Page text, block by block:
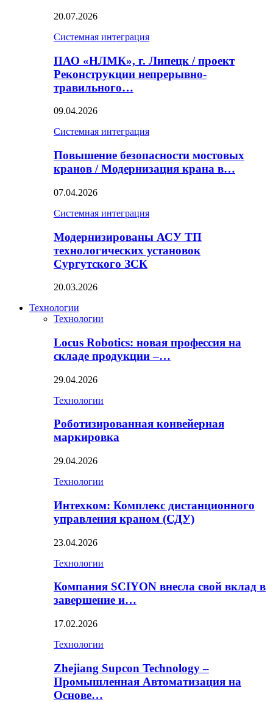
20.07.2026
Системная интеграция
ПАО «НЛМК», г. Липецк / проект
Реконструкции непрерывно-
травильного…
09.04.2026
Системная интеграция
Повышение безопасности мостовых
кранов / Модернизация крана в…
07.04.2026
Системная интеграция
Модернизированы АСУ ТП
технологических установок
Сургутского ЗСК
20.03.2026
Технологии
Технологии
Locus Robotics: новая профессия на
складе продукции –…
29.04.2026
Технологии
Роботизированная конвейерная
маркировка
29.04.2026
Технологии
Интехком: Комплекс дистанционного
управления краном (СДУ)
23.04.2026
Технологии
Компания SCIYON внесла свой вклад в
завершение и…
17.02.2026
Технологии
Zhejiang Supcon Technology –
Промышленная Автоматизация на
Основе…